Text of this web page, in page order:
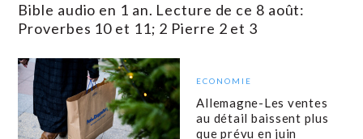
Bible audio en 1 an. Lecture de ce 8 août:
Proverbes 10 et 11; 2 Pierre 2 et 3
ECONOMIE
Allemagne-Les ventes
au détail baissent plus
que prévu en juin